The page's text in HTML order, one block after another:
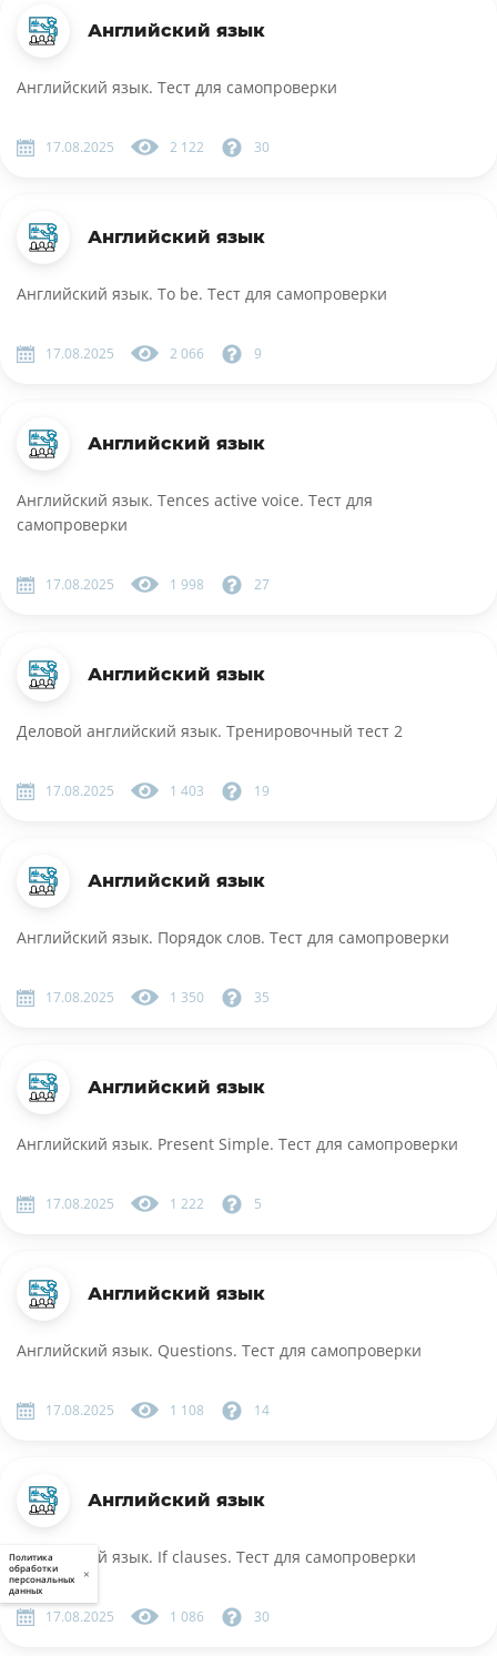
Английский язык
Английский язык. Тест для самопроверки
17.08.2025 2 122 30
Английский язык
Английский язык. To be. Тест для самопроверки
17.08.2025 2 066 9
Английский язык
Английский язык. Tences active voice. Тест для
самопроверки
17.08.2025 1 998 27
Английский язык
Деловой английский язык. Тренировочный тест 2
17.08.2025 1 403 19
Английский язык
Английский язык. Порядок слов. Тест для самопроверки
17.08.2025 1 350 35
Английский язык
Английский язык. Present Simple. Тест для самопроверки
17.08.2025 1 222 5
Английский язык
Английский язык. Questions. Тест для самопроверки
17.08.2025 1 108 14
Английский язык
Английский язык. If clauses. Тест для самопроверки
17.08.2025 1 086 30
Политика
обработки
персональных
данных
×